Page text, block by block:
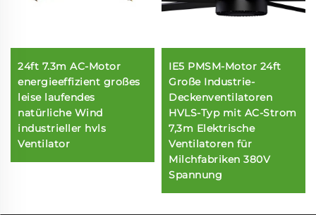
24ft 7.3m AC-Motor
energieeffizient großes
leise laufendes
natürliche Wind
industrieller hvls
Ventilator
IE5 PMSM-Motor 24ft
Große Industrie-
Deckenventilatoren
HVLS-Typ mit AC-Strom
7,3m Elektrische
Ventilatoren für
Milchfabriken 380V
Spannung